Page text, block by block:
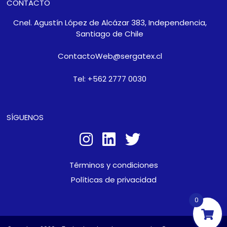
CONTACTO
Cnel. Agustín López de Alcázar 383, Independencia,
Santiago de Chile
ContactoWeb@sergatex.cl
Tel: +562 2777 0030
SÍGUENOS
Términos y condiciones
Políticas de privacidad
0